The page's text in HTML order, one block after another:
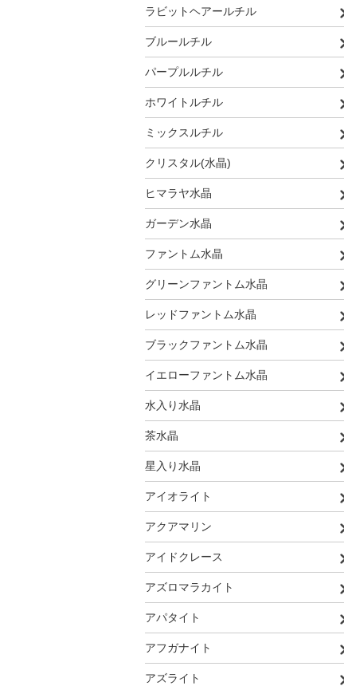
ラビットヘアールチル
ブルールチル
パープルルチル
ホワイトルチル
ミックスルチル
クリスタル(水晶)
ヒマラヤ水晶
ガーデン水晶
ファントム水晶
グリーンファントム水晶
レッドファントム水晶
ブラックファントム水晶
イエローファントム水晶
水入り水晶
茶水晶
星入り水晶
アイオライト
アクアマリン
アイドクレース
アズロマラカイト
アパタイト
アフガナイト
アズライト